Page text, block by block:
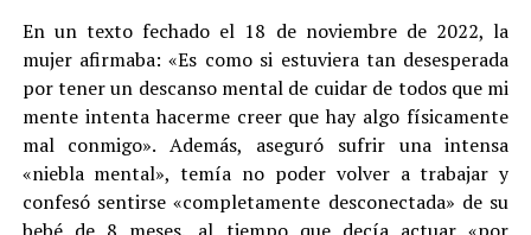
En un texto fechado el 18 de noviembre de 2022, la
mujer afirmaba: «Es como si estuviera tan desesperada
por tener un descanso mental de cuidar de todos que mi
mente intenta hacerme creer que hay algo físicamente
mal conmigo». Además, aseguró sufrir una intensa
«niebla mental», temía no poder volver a trabajar y
confesó sentirse «completamente desconectada» de su